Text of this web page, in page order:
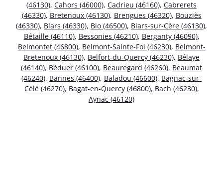
(46130), Cahors (46000), Cadrieu (46160), Cabrerets
(46330), Bretenoux (46130), Brengues (46320), Bouziès
(46330), Blars (46330), Bio (46500), Biars-sur-Cère (46130),
Bétaille (46110), Bessonies (46210), Berganty (46090),
Belmontet (46800), Belmont-Sainte-Foi (46230), Belmont-
Bretenoux (46130), Belfort-du-Quercy (46230), Bélaye
(46140), Béduer (46100), Beauregard (46260), Beaumat
(46240), Bannes (46400), Baladou (46600), Bagnac-sur-
Célé (46270), Bagat-en-Quercy (46800), Bach (46230),
Aynac (46120)